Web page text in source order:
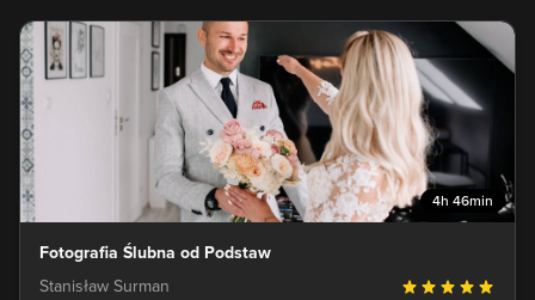
4h 46min
Fotografia Ślubna od Podstaw
Stanisław Surman